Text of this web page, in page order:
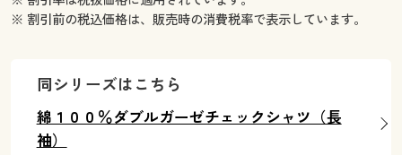
※ 割引前の税込価格は、販売時の消費税率で表示しています。
同シリーズはこちら
綿１００％ダブルガーゼチェックシャツ（長
袖）